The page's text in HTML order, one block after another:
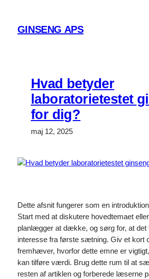
indholdGINSENG APS
Hvad betyder
laboratorietestet
for dig?
maj 12, 2025
Dette afsnit fungerer som en
Start med at diskutere hovedtemaet
planlægger at dække, og sørg for, at
interesse fra første sætning. Giv et kort
fremhæver, hvorfor dette emne er
kan tilføre værdi. Brug dette rum til at
resten af artiklen og forberede læserne